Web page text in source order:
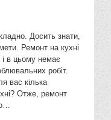
Досить знати,
Ремонт на кухні
і в цьому немає
робіт.
вас кілька
Отже, ремонт